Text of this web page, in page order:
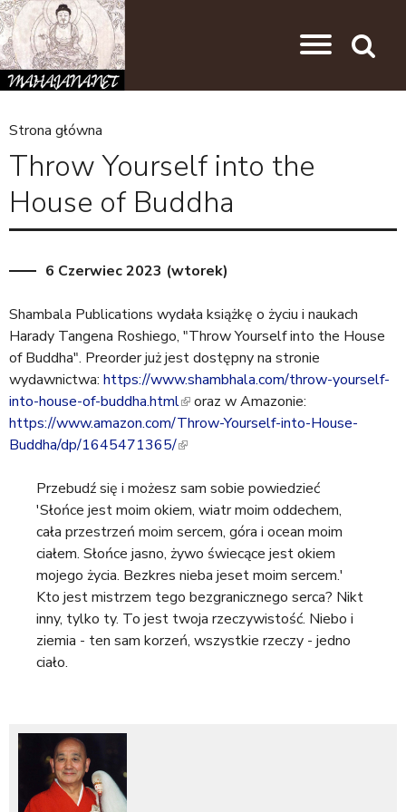
J
e
s
t
e
t
u
t
a
j
Strona główna
Throw Yourself into the
House of Buddha
6 Czerwiec 2023 (wtorek)
Shambala Publications wydała książkę o życiu i naukach
Harady Tangena Roshiego, "Throw Yourself into the House
of Buddha". Preorder już jest dostępny na stronie
wydawnictwa: https://www.shambhala.com/throw-yourself-
into-house-of-buddha.html(
l
i
k
i
s
e
x
t
e
r
oraz w Amazonie:
https://www.amazon.com/Throw-Yourself-into-House-
Buddha/dp/1645471365/(
n
k
i
s
e
x
t
Przebudź się i możesz sam sobie powiedzieć
'Słońce jest moim okiem, wiatr moim oddechem,
cała przestrzeń moim sercem, góra i ocean moim
ciałem. Słońce jasno, żywo świecące jest okiem
mojego życia. Bezkres nieba jeset moim sercem.'
Kto jest mistrzem tego bezgranicznego serca? Nikt
inny, tylko ty. To jest twoja rzeczywistość. Niebo i
ziemia - ten sam korzeń, wszystkie rzeczy - jedno
ciało.